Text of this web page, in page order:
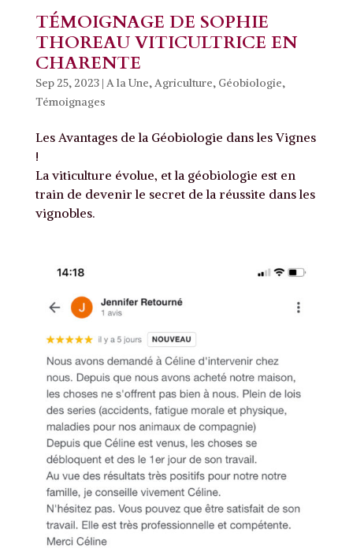
TÉMOIGNAGE DE SOPHIE
THOREAU VITICULTRICE EN
CHARENTE
Sep 25, 2023| A la Une,Agriculture, Géobiologie,
Témoignages
Les Avantages de la Géobiologie dans les Vignes
!
La viticulture évolue, et la géobiologie est en
train de devenir le secret de la réussite dans les
vignobles.